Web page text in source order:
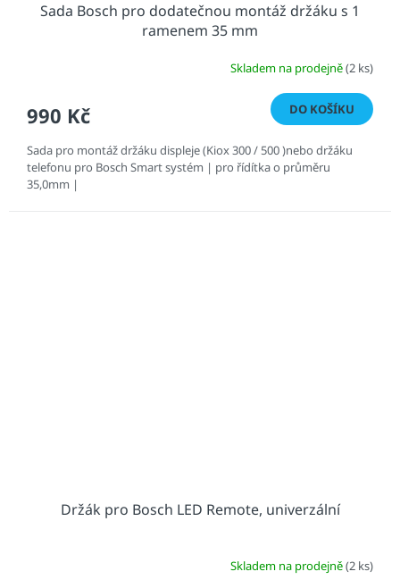
Sada Bosch pro dodatečnou montáž držáku s 1
ramenem 35 mm
Skladem na prodejně(2 ks)
990 Kč DO KOŠÍKU
Sada pro montáž držáku displeje (Kiox 300 / 500 )nebo držáku
telefonu pro Bosch Smart systém | pro řídítka o průměru
35,0mm |
Držák pro Bosch LED Remote, univerzální
Skladem na prodejně(2 ks)